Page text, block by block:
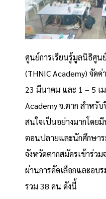
ศูนย์การเรียนรู้มูลนิธิศูน
(THNIC Academy) จัด
23 มีนาคม และ 1 – 5 เ
Academy จ.ตาก สำหรั
สนใจเป็นอย่างมากโดย
ตอนปลายและนักศึกษา
จังหวัดตากสมัครเข้าร่ว
ผ่านการคัดเลือกและอบ
รวม 38 คน ดังนี้